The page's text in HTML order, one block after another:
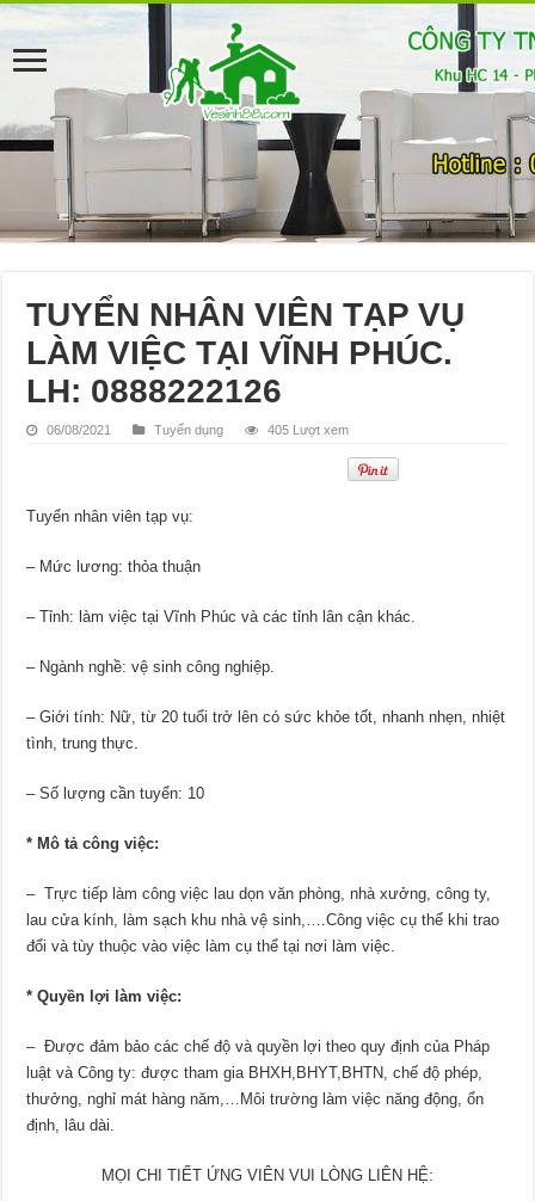
TUYỂN NHÂN VIÊN TẠP VỤ
LÀM VIỆC TẠI VĨNH PHÚC.
LH: 0888222126
06/08/2021 Tuyển dụng 405 Lượt xem
Tuyển nhân viên tạp vụ:
– Mức lương: thỏa thuận
– Tỉnh: làm việc tại Vĩnh Phúc và các tỉnh lân cận khác.
– Ngành nghề: vệ sinh công nghiệp.
– Giới tính: Nữ, từ 20 tuổi trở lên có sức khỏe tốt, nhanh nhẹn, nhiệt
tình, trung thực.
– Số lượng cần tuyển: 10
* Mô tả công việc:
– Trực tiếp làm công việc lau dọn văn phòng, nhà xưởng, công ty,
lau cửa kính, làm sạch khu nhà vệ sinh,….Công việc cụ thể khi trao
đổi và tùy thuộc vào việc làm cụ thể tại nơi làm việc.
* Quyền lợi làm việc:
– Được đảm bảo các chế độ và quyền lợi theo quy định của Pháp
luật và Công ty: được tham gia BHXH,BHYT,BHTN, chế độ phép,
thưởng, nghỉ mát hàng năm,…Môi trường làm việc năng động, ổn
định, lâu dài.
MỌI CHI TIẾT ỨNG VIÊN VUI LÒNG LIÊN HỆ: